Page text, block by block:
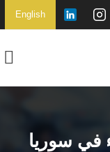
English
في سوريا